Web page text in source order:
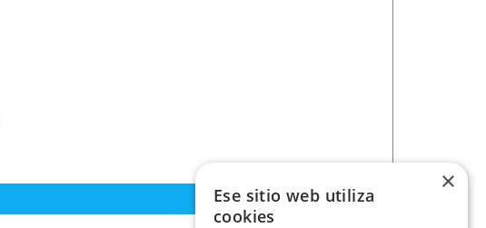
×
Ese sitio web utiliza
cookies